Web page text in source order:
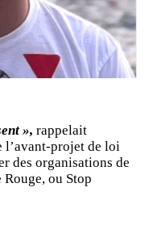
», rappelait
l’avant-projet de loi
des organisations de
Rouge, ou Stop